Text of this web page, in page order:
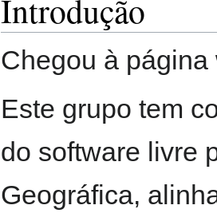
Introdução
Chegou à
Este grupo tem
do software livre
Geográfica,